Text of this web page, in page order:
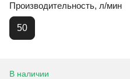
Производительность, л/мин
50
В наличии